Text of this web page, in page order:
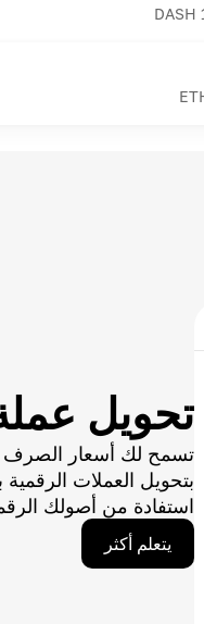
DASH
تحويل
تسمح لك أسعار الصرف
بتحويل العملات
استفادة من أصولك
يتعلم أكثر